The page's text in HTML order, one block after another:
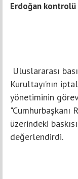
Erdoğan kontrolü
Uluslararası
Kurultayı’nın
yönetiminin
"Cumhurbaşkanı
üzerindeki
değerlendirdi.